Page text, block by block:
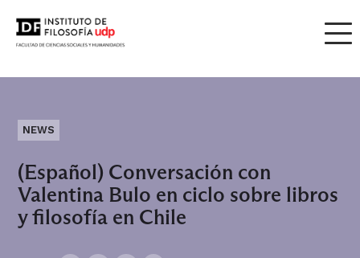
NEWS
(Español) Conversación con
Valentina Bulo en ciclo sobre libros
y filosofía en Chile